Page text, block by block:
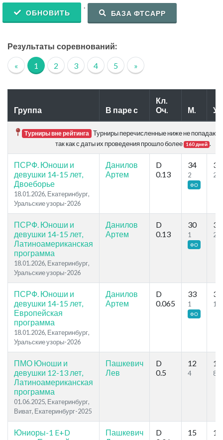
ОБНОВИТЬ
.
БАЗА ФТСАРР
Результаты соревнований:
« 1 2 3 4 5 »
Группа В паре с
Кл.
Оч.
М.
Турниры вне рейтинга Турниры перечисленные ниже не попадают
так как с даты их проведения прошло более 160 дней .
ПСРФ. Юноши и
девушки 14-15 лет,
Двоеборье
18.01.2026, Екатеринбург,
Уральские узоры-2026
Данилов
Артем
D
0.13
34
2
ФО
34
2
ПСРФ. Юноши и
девушки 14-15 лет,
Латиноамериканская
программа
18.01.2026, Екатеринбург,
Уральские узоры-2026
Данилов
Артем
D
0.13
30
1
ФО
31
2
ПСРФ. Юноши и
девушки 14-15 лет,
Европейская
программа
18.01.2026, Екатеринбург,
Уральские узоры-2026
Данилов
Артем
D
0.065
33
1
ФО
33
1
ПМО Юноши и
девушки 12-13 лет,
Латиноамериканская
программа
01.06.2025, Екатеринбург,
Виват, Екатеринбург-2025
Пашкевич
Лев
D
0.5
12
4
17
8
Юниоры-1 E+D
Пашкевич
D
15 16